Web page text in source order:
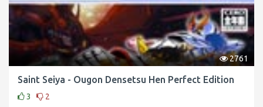
2761
Saint Seiya - Ougon Densetsu Hen Perfect Edition
3 2